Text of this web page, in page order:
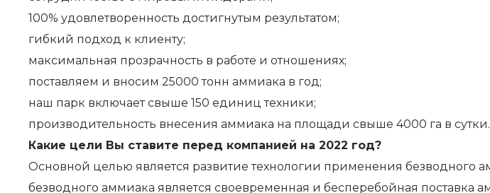
100% удовлетворенность достигнутым результатом;
гибкий подход к клиенту;
максимальная прозрачность в работе и отношениях;
поставляем и вносим 25000 тонн аммиака в год;
наш парк включает свыше 150 единиц техники;
производительность внесения аммиака на площади свыше 4000 га в сутки.
Какие цели Вы ставите перед компанией на 2022 год?
Основной целью является развитие технологии применения
безводного аммиака является своевременная и бесперебойная поставка